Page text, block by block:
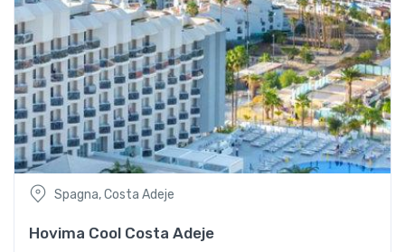
Spagna, Costa Adeje
Hovima Cool Costa Adeje